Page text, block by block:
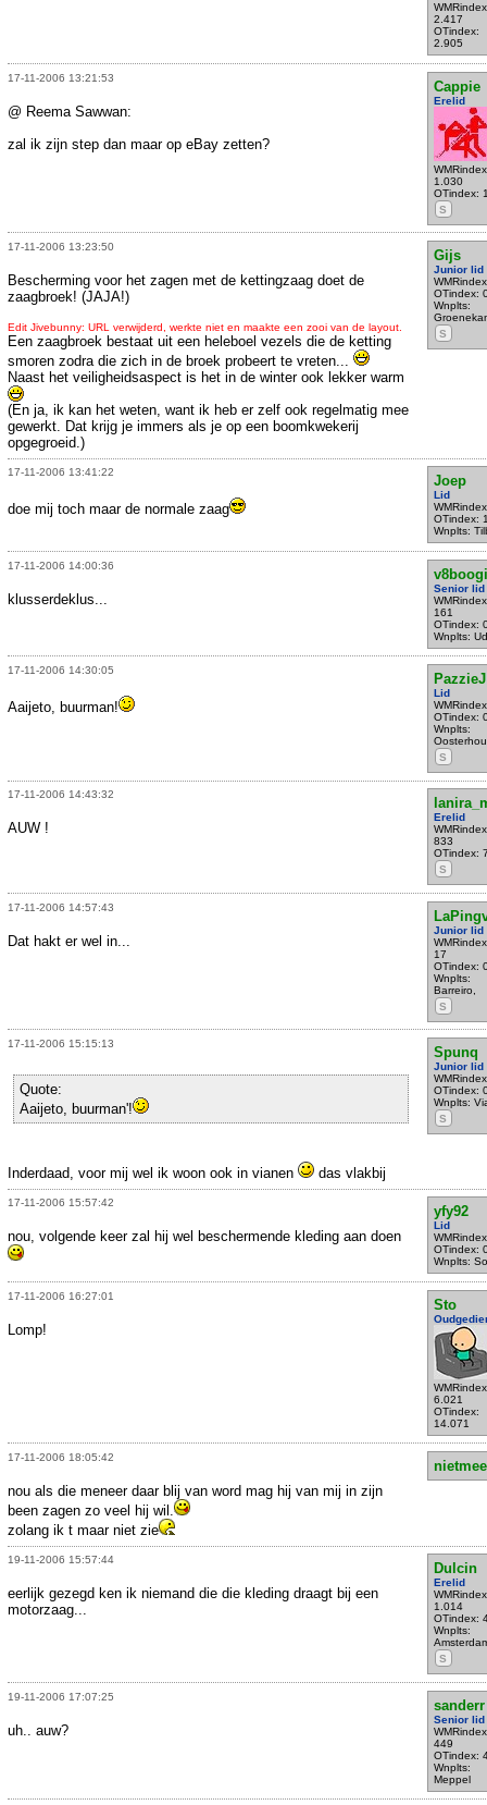
2.417
OTindex:
2.905
17-11-2006 13:21:53
Cappie
Erelid
1.030
OTindex:
S
@ Reema Sawwan:
zal ik zijn step dan maar op eBay zetten?
17-11-2006 13:23:50
Gijs
Junior lid
OTindex:
Wnplts:
S
Bescherming voor het zagen met de kettingzaag doet de
zaagbroek! (JAJA!)
Edit Jivebunny: URL verwijderd, werkte niet en maakte een zooi van de layout.
Een zaagbroek bestaat uit een heleboel vezels die de ketting
smoren zodra die zich in de broek probeert te vreten...
Naast het veiligheidsaspect is het in de winter ook lekker warm
(En ja, ik kan het weten, want ik heb er zelf ook regelmatig mee
gewerkt. Dat krijg je immers als je op een boomkwekerij
opgegroeid.)
17-11-2006 13:41:22
Joep
Lid
OTindex:
Wnplts:
doe mij toch maar de normale zaag
17-11-2006 14:00:36
Senior lid
161
OTindex:
Wnplts:
klusserdeklus...
17-11-2006 14:30:05
PazzieJ
Lid
OTindex:
Wnplts:
S
Aaijeto, buurman!
17-11-2006 14:43:32
Erelid
833
OTindex:
S
AUW !
17-11-2006 14:57:43
Junior lid
17
OTindex:
Wnplts:
Barreiro,
S
Dat hakt er wel in...
17-11-2006 15:15:13
Spunq
Junior lid
OTindex:
Wnplts:
S
Quote:
Aaijeto, buurman'!
Inderdaad, voor mij wel ik woon ook in vianen das vlakbij
17-11-2006 15:57:42
yfy92
Lid
OTindex:
Wnplts:
nou, volgende keer zal hij wel beschermende kleding aan doen
17-11-2006 16:27:01
Sto
6.021
OTindex:
14.071
Lomp!
17-11-2006 18:05:42
nou als die meneer daar blij van word mag hij van mij in zijn
been zagen zo veel hij wil.
zolang ik t maar niet zie
19-11-2006 15:57:44
Dulcin
Erelid
1.014
OTindex:
Wnplts:
S
eerlijk gezegd ken ik niemand die die kleding draagt bij een
motorzaag...
19-11-2006 17:07:25
sanderr
Senior lid
449
OTindex:
Wnplts:
Meppel
uh.. auw?